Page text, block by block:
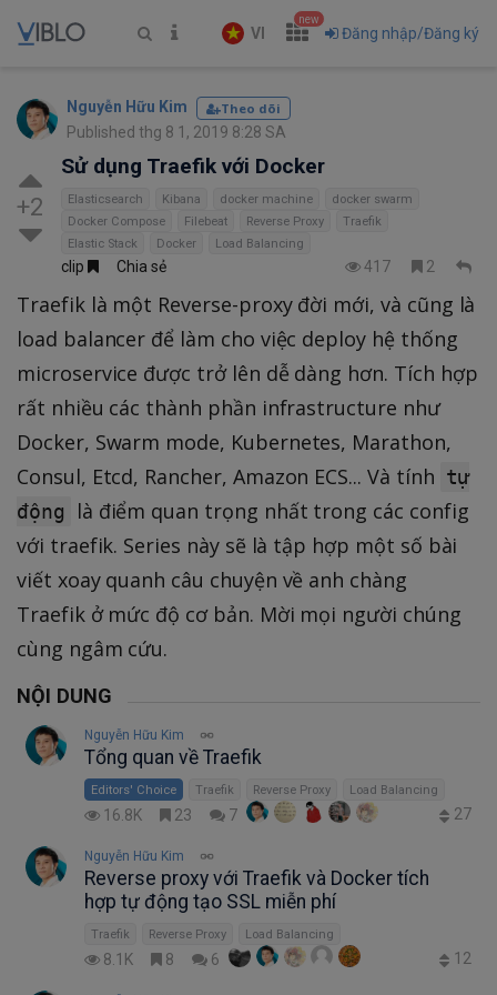
VI
new
Đăng nhập/Đăng ký
Nguyễn Hữu Kim Theo dõi
Published thg 8 1, 2019 8:28 SA
+2
Sử dụng Traefik với Docker
Elasticsearch Kibana docker machine
docker swarm
Docker Compose
Filebeat Reverse Proxy
Traefik
Elastic Stack
Docker Load Balancing
clip Chia sẻ 417 2
Traefik là một Reverse-proxy đời mới, và cũng là
load balancer để làm cho việc deploy hệ thống
microservice được trở lên dễ dàng hơn. Tích hợp
rất nhiều các thành phần infrastructure như
Docker, Swarm mode, Kubernetes, Marathon,
Consul, Etcd, Rancher, Amazon ECS... Và tính tự
động
là điểm quan trọng nhất trong các config
với traefik. Series này sẽ là tập hợp một số bài
viết xoay quanh câu chuyện về anh chàng
Traefik ở mức độ cơ bản. Mời mọi người chúng
cùng ngâm cứu.
NỘI DUNG
Nguyễn Hữu Kim
Tổng quan về Traefik
Editors' Choice Traefik Reverse Proxy Load Balancing
16.8K 23 7 27
Nguyễn Hữu Kim
Reverse proxy với Traefik và Docker tích
hợp tự động tạo SSL miễn phí
Traefik Reverse Proxy Load Balancing
8.1K 8 6 12